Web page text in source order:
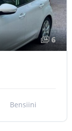
6
Bensiini